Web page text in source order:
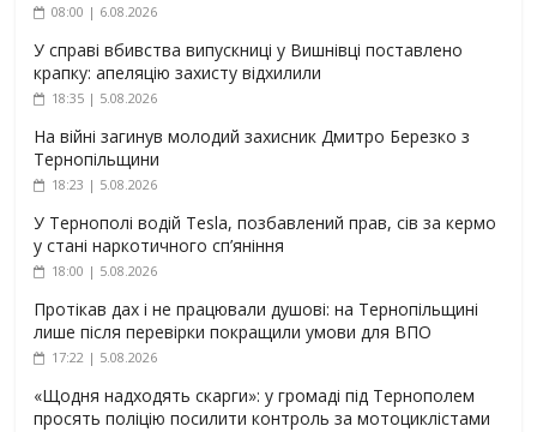
08:00 | 6.08.2026
У справі вбивства випускниці у Вишнівці поставлено
крапку: апеляцію захисту відхилили
18:35 | 5.08.2026
На війні загинув молодий захисник Дмитро Березко з
Тернопільщини
18:23 | 5.08.2026
У Тернополі водій Tesla, позбавлений прав, сів за кермо
у стані наркотичного сп’яніння
18:00 | 5.08.2026
Протікав дах і не працювали душові: на Тернопільщині
лише після перевірки покращили умови для ВПО
17:22 | 5.08.2026
«Щодня надходять скарги»: у громаді під Тернополем
просять поліцію посилити контроль за мотоциклістами